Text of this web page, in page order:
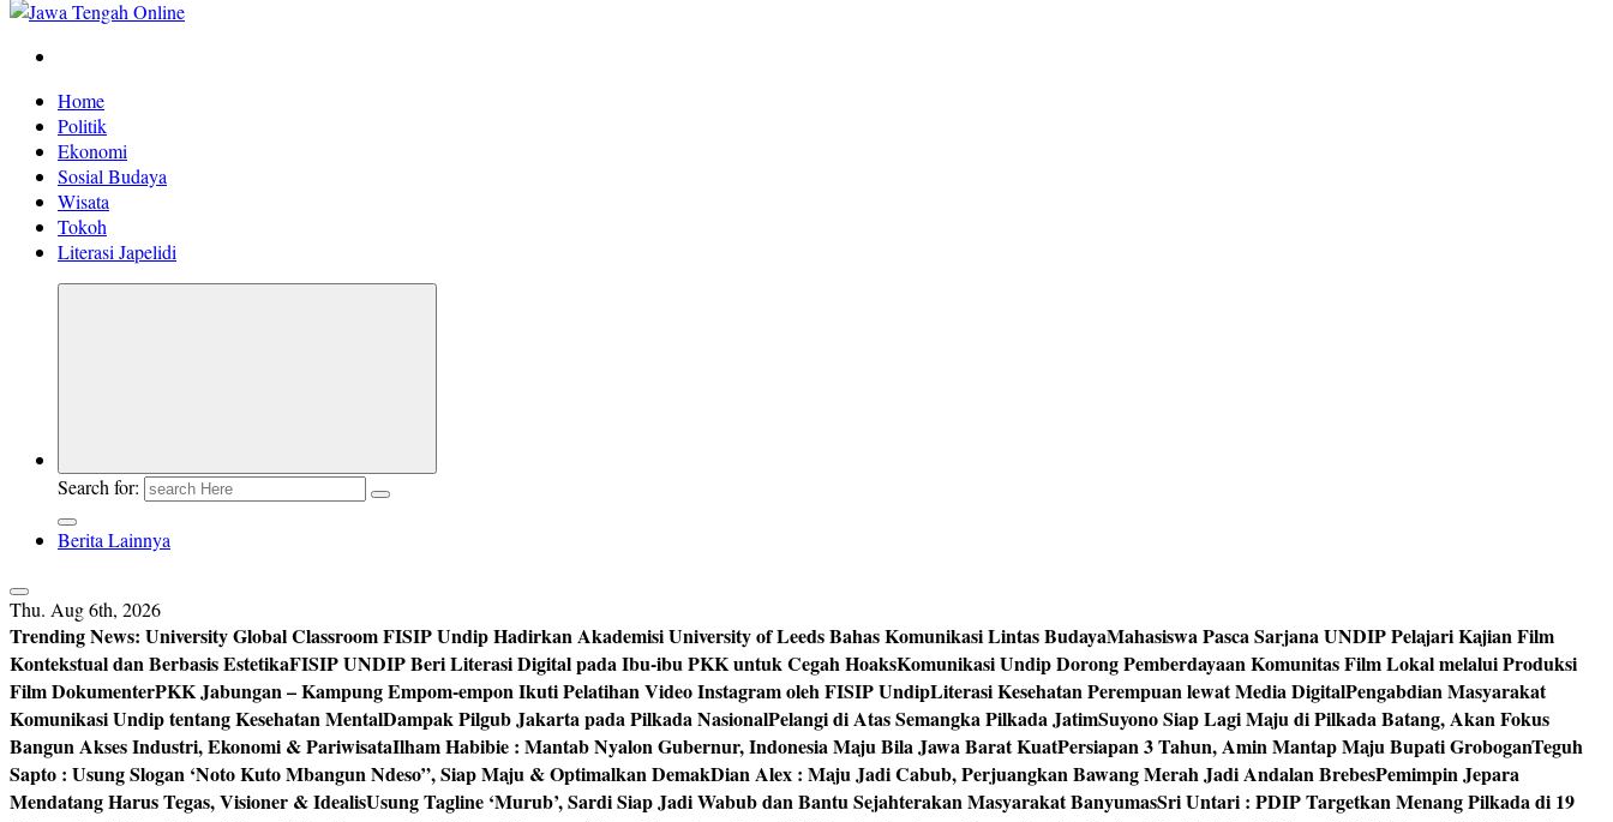
Berita Jawa Tengah Terbaru dan Terkini
Home
Politik
Ekonomi
Sosial Budaya
Wisata
Tokoh
Literasi Japelidi
Search for:
Berita Lainnya
Thu. Aug 6th, 2026
Trending News: University Global Classroom FISIP Undip Hadirkan Akademisi University of Leeds Bahas Komunikasi Lintas BudayaMahasiswa Pasca Sarjana UNDIP Pelajari Kajian Film
Kontekstual dan Berbasis EstetikaFISIP UNDIP Beri Literasi Digital pada Ibu-ibu PKK untuk Cegah HoaksKomunikasi Undip Dorong Pemberdayaan Komunitas Film Lokal melalui Produksi
Film DokumenterPKK Jabungan – Kampung Empom-empon Ikuti Pelatihan Video Instagram oleh FISIP UndipLiterasi Kesehatan Perempuan lewat Media DigitalPengabdian Masyarakat
Komunikasi Undip tentang Kesehatan MentalDampak Pilgub Jakarta pada Pilkada NasionalPelangi di Atas Semangka Pilkada JatimSuyono Siap Lagi Maju di Pilkada Batang, Akan Fokus
Bangun Akses Industri, Ekonomi & PariwisataIlham Habibie : Mantab Nyalon Gubernur, Indonesia Maju Bila Jawa Barat KuatPersiapan 3 Tahun, Amin Mantap Maju Bupati GroboganTeguh
Sapto : Usung Slogan ‘Noto Kuto Mbangun Ndeso”, Siap Maju & Optimalkan DemakDian Alex : Maju Jadi Cabub, Perjuangkan Bawang Merah Jadi Andalan BrebesPemimpin Jepara
Mendatang Harus Tegas, Visioner & IdealisUsung Tagline ‘Murub’, Sardi Siap Jadi Wabub dan Bantu Sejahterakan Masyarakat BanyumasSri Untari : PDIP Targetkan Menang Pilkada di 19